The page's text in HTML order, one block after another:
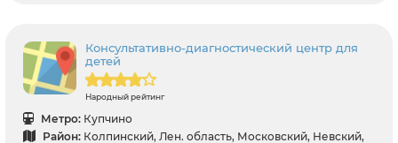
Консультативно-диагностический центр для
детей
Народный рейтинг
Метро: Купчино
Район: Колпинский, Лен. область, Московский, Невский,